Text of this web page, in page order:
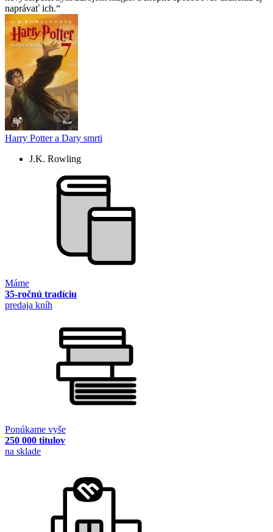
naprávať ich.
Harry Potter a Dary smrti
J.K. Rowling
Máme
35-ročnú tradíciu
predaja kníh
Ponúkame vyše
250 000 titulov
na sklade